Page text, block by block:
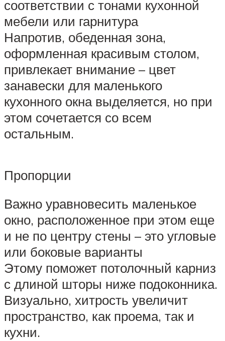
соответствии с тонами кухонной
мебели или гарнитура
Напротив, обеденная зона,
оформленная красивым столом,
привлекает внимание – цвет
занавески для маленького
кухонного окна выделяется, но при
этом сочетается со всем
остальным.
Пропорции
Важно уравновесить маленькое
окно, расположенное при этом еще
и не по центру стены – это угловые
или боковые варианты
Этому поможет потолочный карниз
с длиной шторы ниже подоконника.
Визуально, хитрость увеличит
пространство, как проема, так и
кухни.